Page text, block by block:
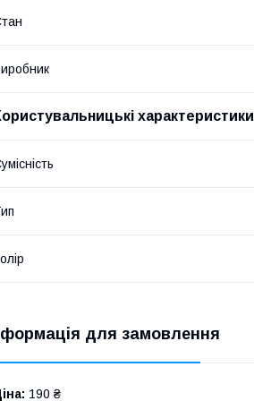
характеристики
для замовлення
190 ₴